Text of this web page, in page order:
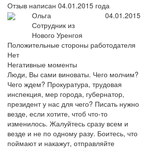
Отзыв написан 04.01.2015 года
Ольга
Сотрудник из
Нового Уренгоя
04.01.2015
Положительные стороны работодателя
Нет
Негативные моменты
Люди, Вы сами виноваты. Чего молчим?
Чего ждем? Прокуратура, трудовая
инспекция, мер города, губернатор,
президент у нас для чего? Писать нужно
везде, если хотите, чтоб что-то
изменилось. Жалуйтесь сразу всем и
везде и не по одному разу. Боитесь, что
поймают и накажут, отправляйте